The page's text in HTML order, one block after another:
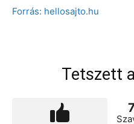
Forrás: hellosajto.hu
Tetszett